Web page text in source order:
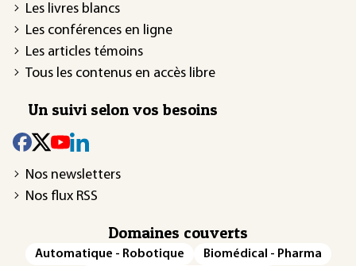
Les livres blancs
Les conférences en ligne
Les articles témoins
Tous les contenus en accès libre
Un suivi selon vos besoins
Nos newsletters
Nos flux RSS
Domaines couverts
Automatique - Robotique
Biomédical - Pharma